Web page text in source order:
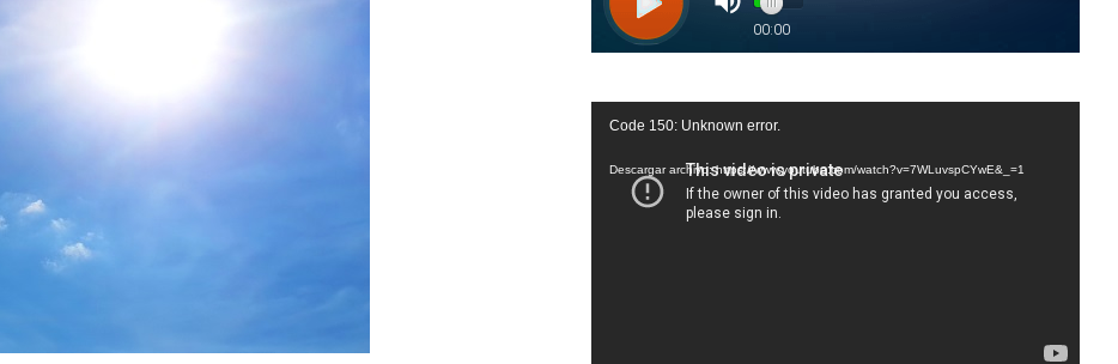
Reproductor
vídeo
Code 150: Unknown error.
Descargar archivo: https://www.youtube.com/watch?v=7WLuvspCYwE&_=1